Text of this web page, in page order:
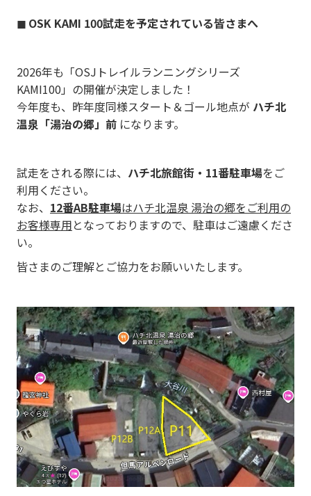
◼︎ OSK KAMI 100試走を予定されている皆さまへ
2026年も「OSJトレイルランニングシリーズ
KAMI100」の開催が決定しました！
今年度も、昨年度同様スタート＆ゴール地点が ハチ北
温泉「湯治の郷」前 になります。
試走をされる際には、 ハチ北旅館街・11番駐車場をご
利用ください。
なお、 12番AB駐車場はハチ北温泉 湯治の郷をご利用の
お客様専用となっておりますので、駐車はご遠慮くださ
い。
皆さまのご理解とご協力をお願いいたします。